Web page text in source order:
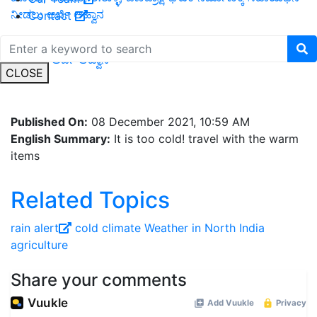
Contact
CLOSE
ನೀಡಲು ಅರ್ಜಿ ಆಹ್ವಾನ
ಹನಿ ಮತ್ತು ತುಂತುರು ನೀರಾವರಿಗೆ ಶೇ. 90 ರಷ್ಟು ಸಹಾಯಧನ ನೀಡಲು
ರೈತರಿಂದ ಅರ್ಜಿ ಆಹ್ವಾನ
Published On: 08 December 2021, 10:59 AM
English Summary: It is too cold! travel with the warm
items
Related Topics
rain alert cold climate Weather in North India
agriculture
Share your comments